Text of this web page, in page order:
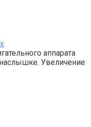
аппарата
Увеличение